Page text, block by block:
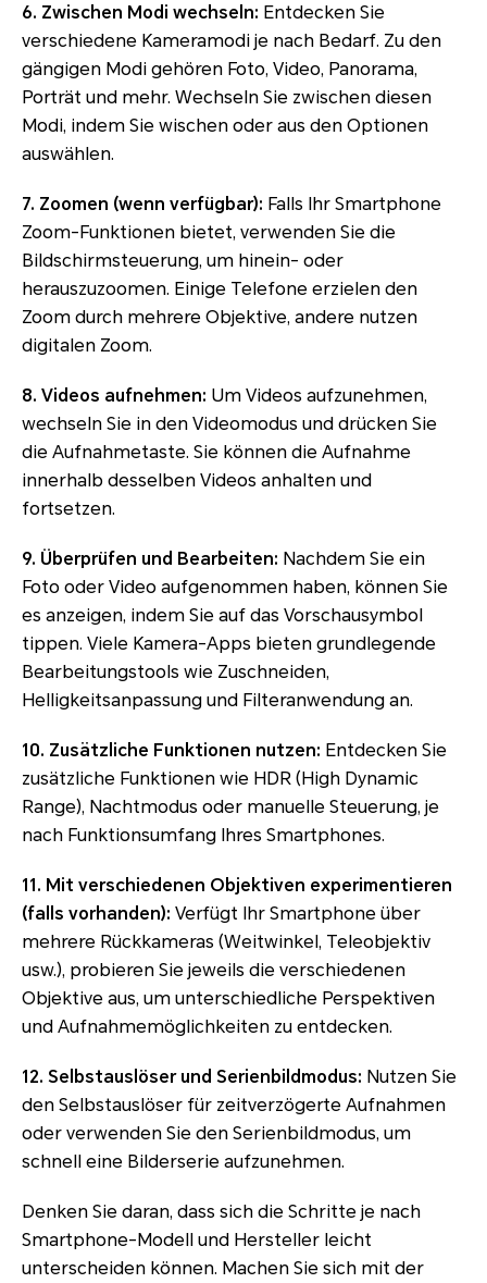
6. Zwischen Modi wechseln: Entdecken Sie
verschiedene Kameramodi je nach Bedarf. Zu den
gängigen Modi gehören Foto, Video, Panorama,
Porträt und mehr. Wechseln Sie zwischen diesen
Modi, indem Sie wischen oder aus den Optionen
auswählen.
7. Zoomen (wenn verfügbar): Falls Ihr Smartphone
Zoom-Funktionen bietet, verwenden Sie die
Bildschirmsteuerung, um hinein- oder
herauszuzoomen. Einige Telefone erzielen den
Zoom durch mehrere Objektive, andere nutzen
digitalen Zoom.
8. Videos aufnehmen: Um Videos aufzunehmen,
wechseln Sie in den Videomodus und drücken Sie
die Aufnahmetaste. Sie können die Aufnahme
innerhalb desselben Videos anhalten und
fortsetzen.
9. Überprüfen und Bearbeiten: Nachdem Sie ein
Foto oder Video aufgenommen haben, können Sie
es anzeigen, indem Sie auf das Vorschausymbol
tippen. Viele Kamera-Apps bieten grundlegende
Bearbeitungstools wie Zuschneiden,
Helligkeitsanpassung und Filteranwendung an.
10. Zusätzliche Funktionen nutzen: Entdecken Sie
zusätzliche Funktionen wie HDR (High Dynamic
Range), Nachtmodus oder manuelle Steuerung, je
nach Funktionsumfang Ihres Smartphones.
11. Mit verschiedenen Objektiven experimentieren
(falls vorhanden): Verfügt Ihr Smartphone über
mehrere Rückkameras (Weitwinkel, Teleobjektiv
usw.), probieren Sie jeweils die verschiedenen
Objektive aus, um unterschiedliche Perspektiven
und Aufnahmemöglichkeiten zu entdecken.
12. Selbstauslöser und Serienbildmodus: Nutzen Sie
den Selbstauslöser für zeitverzögerte Aufnahmen
oder verwenden Sie den Serienbildmodus, um
schnell eine Bilderserie aufzunehmen.
Denken Sie daran, dass sich die Schritte je nach
Smartphone-Modell und Hersteller leicht
unterscheiden können. Machen Sie sich mit der